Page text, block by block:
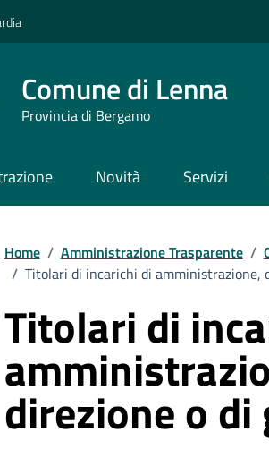
Comune di Lenna
Provincia di Bergamo
Novità Servizi
Home / Amministrazione Trasparente /
/ Titolari di incarichi di amministrazione,
Titolari di
direzione o di